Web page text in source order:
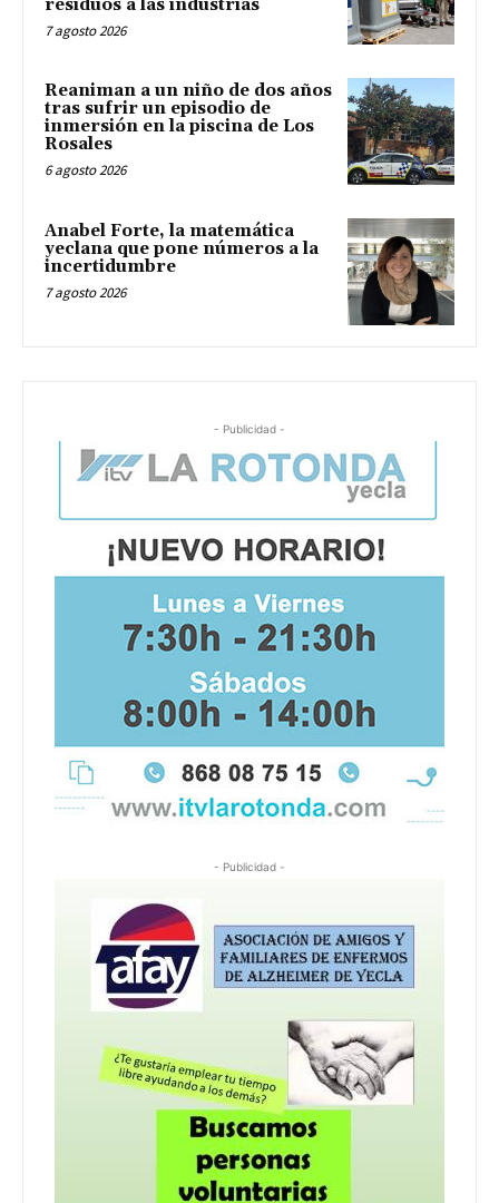
residuos a las industrias
7 agosto 2026
Reaniman a un niño de dos años
tras sufrir un episodio de
inmersión en la piscina de Los
Rosales
6 agosto 2026
Anabel Forte, la matemática
yeclana que pone números a la
incertidumbre
7 agosto 2026
- Publicidad -
- Publicidad -